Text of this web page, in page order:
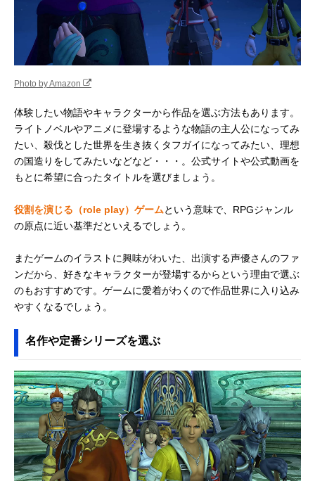
Photo by Amazon
体験したい物語やキャラクターから作品を選ぶ方法もあります。
ライトノベルやアニメに登場するような物語の主人公になってみ
たい、殺伐とした世界を生き抜くタフガイになってみたい、理想
の国造りをしてみたいなどなど・・・。公式サイトや公式動画を
もとに希望に合ったタイトルを選びましょう。
役割を演じる（role play）ゲームという意味で、RPGジャンル
の原点に近い基準だといえるでしょう。
またゲームのイラストに興味がわいた、出演する声優さんのファ
ンだから、好きなキャラクターが登場するからという理由で選ぶ
のもおすすめです。ゲームに愛着がわくので作品世界に入り込み
やすくなるでしょう。
名作や定番シリーズを選ぶ